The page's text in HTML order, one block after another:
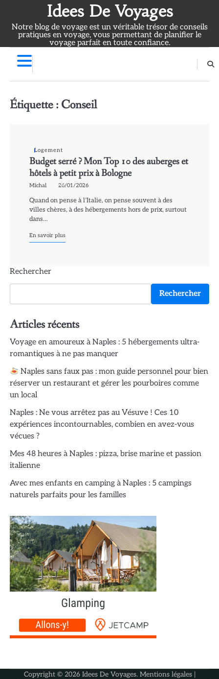
content
Idees De Voyages
Notre blog de voyage est un véritable trésor de conseils
pratiques en voyage, vous permettant de planifier le
voyage parfait en toute confiance.
Étiquette : Conseil
Logement
Budget serré ? Mon Top 10 des auberges et
hôtels à petit prix à Bologne
Michal 26/01/2026
Quand on pense à l’Italie, on pense souvent à des
villes chères, à des hébergements hors de prix, surtout
dans…
En savoir plus
Rechercher
Rechercher
Articles récents
Voyage en amoureux à Naples : 5 hébergements ultra-
romantiques à ne pas manquer
Naples sans faux pas : mon guide personnel pour bien
réserver un restaurant et gérer les pourboires comme
un local
Naples : Ne vous arrêtez pas au Vésuve ! Ces 10
expériences incontournables, combien en avez-vous
vécues ?
Mes 48 heures à Naples : pizza, brise marine et passion
italienne
Avec mes enfants en camping à Naples : 5 campings
naturels parfaits pour les familles
Copyright © 2026 Idees De Voyages. Mentions légales|